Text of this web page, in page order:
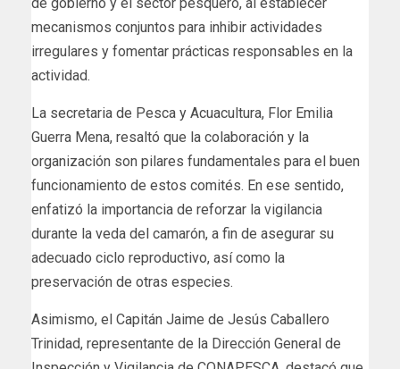
mecanismos conjuntos para inhibir actividades
irregulares y fomentar prácticas responsables en la
actividad.
La secretaria de Pesca y Acuacultura, Flor Emilia
Guerra Mena, resaltó que la colaboración y la
organización son pilares fundamentales para el buen
funcionamiento de estos comités. En ese sentido,
enfatizó la importancia de reforzar la vigilancia
durante la veda del camarón, a fin de asegurar su
adecuado ciclo reproductivo, así como la
preservación de otras especies.
Asimismo, el Capitán Jaime de Jesús Caballero
Trinidad, representante de la Dirección General de